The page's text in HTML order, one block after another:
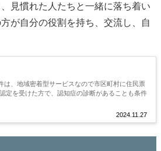
見慣れた人たちと一緒に落ち着い
が自分の役割を持ち、交流し、自
2024.11.27
、地域密着型サービスなので市区町村に住民票
定を受けた方で、認知症の診断があることも条件